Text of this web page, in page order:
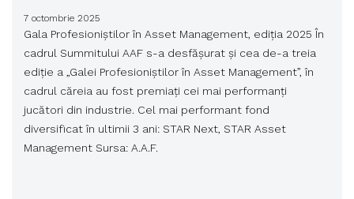
7 octombrie 2025
Gala Profesioniștilor în Asset Management, ediția 2025 În
cadrul Summitului AAF s-a desfășurat și cea de-a treia
ediție a „Galei Profesioniștilor în Asset Management”, în
cadrul căreia au fost premiați cei mai performanți
jucători din industrie. Cel mai performant fond
diversificat în ultimii 3 ani: STAR Next, STAR Asset
Management Sursa: A.A.F.